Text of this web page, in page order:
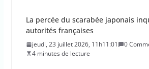
La percée du scarabée japonais
autorités françaises
jeudi, 23 juillet 2026, 11h11:01
0
4 minutes de lecture